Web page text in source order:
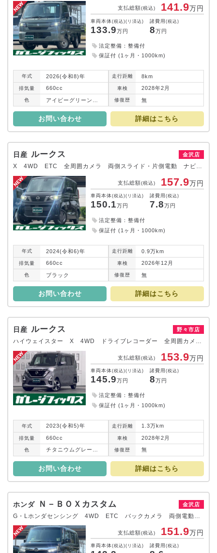
支払総額(税込) 141.9万円
車両本体(税込)(リ済込)
133.9万円
諸費用(税込)
8万円
法定整備：整備付
保証付 (1ヶ月・1000km)
年式 2026(令和8)年 走行距離 8km
排気量 660cc 車検 2028年2月
色 修復歴 無
お問い合わせ 詳細はこちら
日産 ルークス 金沢店
X 4WD ETC 全周囲カメラ 両側スライド・片側電動 ナビ TV クリアランスソナー 衝突被害軽減システム オートライト LEDヘッドランプ スマートキー アイドリングストップ 電動格納ミラー
支払総額(税込) 157.9万円
車両本体(税込)(リ済込)
150.1万円
諸費用(税込)
7.8万円
法定整備：整備付
保証付 (1ヶ月・1000km)
年式 2024(令和6)年 走行距離 0.9万km
排気量 660cc 車検 2026年12月
色 ブラック 修復歴 無
お問い合わせ 詳細はこちら
日産 ルークス 野々市店
ハイウェイスター X 4WD ドライブレコーダー 全周囲カメラ 両側スライド・片側電動 ナビ TV クリアランスソナー レーンアシスト 衝突被害軽減システム オートライト LEDヘッドランプ スマートキー
支払総額(税込) 153.9万円
車両本体(税込)(リ済込)
145.9万円
諸費用(税込)
8万円
法定整備：整備付
保証付 (1ヶ月・1000km)
年式 2023(令和5)年 走行距離 1.3万km
排気量 660cc 車検 2028年2月
色 修復 歴 無
お問い合わせ 詳細はこちら
ホンダ Ｎ－ＢＯＸカスタム 金沢店
G・Lホンダセンシング 4WD ETC バックカメラ 両側電動スライドドア ナビ TV クリアランスソナー オートクルーズコントロール レーンアシスト 衝突被害軽減システム オートライト LEDヘッドランプ スマートキー
支払総額(税込) 151.9万円
車両本体(税込)(リ済込) 諸費用(税込)